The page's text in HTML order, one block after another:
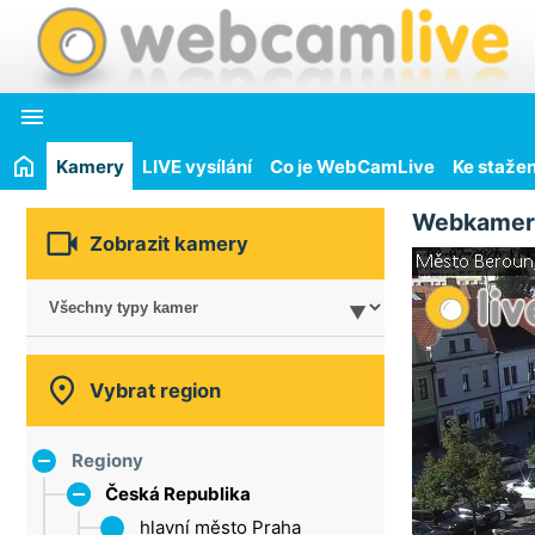

Kamery LIVE vysílání Co je WebCamLive Ke
 Zobrazit kamery
 Vybrat region
Regiony
Česká Republika
hlavní město Praha